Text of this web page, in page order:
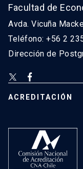
Facultad de
Avda. Vicuña
Teléfono: +56 2
Dirección de
ACREDITACIÓN